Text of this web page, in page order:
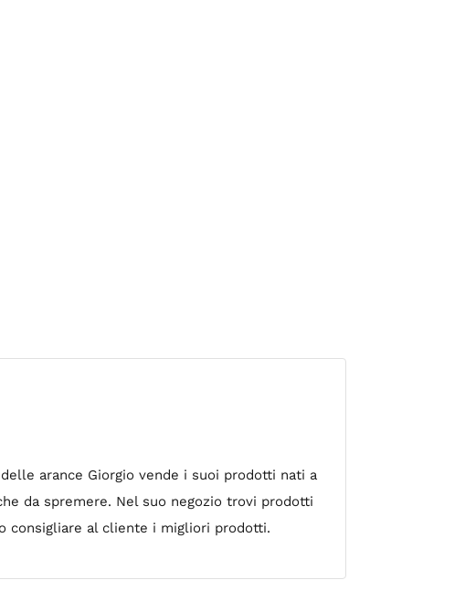
arance Giorgio vende i suoi prodotti nati a
da spremere. Nel suo negozio trovi prodotti
consigliare al cliente i migliori prodotti.